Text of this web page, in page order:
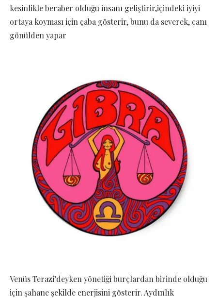
kesinlikle beraber olduğu insanı geliştirir,içindeki iyiyi
ortaya koyması için çaba gösterir, bunu da severek, canı
gönülden yapar
Venüs Terazi’deyken yönetiği burçlardan birinde olduğu
için şahane şekilde enerjisini gösterir. Aydınlık